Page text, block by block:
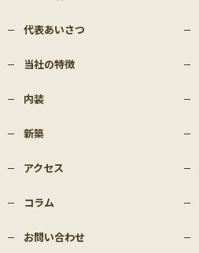
代表あいさつ
当社の特徴
内装
新築
アクセス
コラム
お問い合わせ